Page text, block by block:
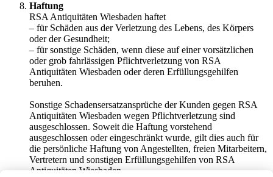
Haftung
RSA Antiquitäten Wiesbaden haftet
– für Schäden aus der Verletzung des Lebens, des Körpers
oder der Gesundheit;
– für sonstige Schäden, wenn diese auf einer vorsätzlichen
oder grob fahrlässigen Pflichtverletzung von RSA
Antiquitäten Wiesbaden oder deren Erfüllungsgehilfen
beruhen.
Sonstige Schadensersatzansprüche der Kunden gegen RSA
Antiquitäten Wiesbaden wegen Pflichtverletzung sind
ausgeschlossen. Soweit die Haftung vorstehend
ausgeschlossen oder eingeschränkt wurde, gilt dies auch für
die persönliche Haftung von Angestellten, freien Mitarbeitern,
Vertretern und sonstigen Erfüllungsgehilfen von RSA
Antiquitäten Wiesbaden.